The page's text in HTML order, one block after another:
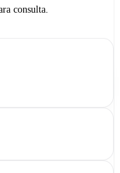
consulta.